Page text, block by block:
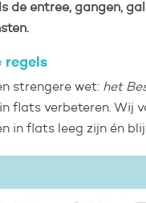
de entree, gangen,
regels
strengere wet: het
flats verbeteren. Wij
in flats leeg zijn én